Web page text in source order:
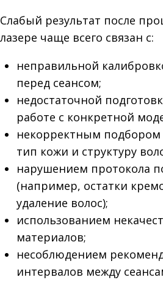
Слабый результат после
лазере чаще всего связан с:
неправильной
перед сеансом;
недостаточной
работе с конкретной
некорректным
тип кожи и структуру
нарушением протокола
(например, остатки
удаление волос);
использованием
материалов;
несоблюдением
интервалов между